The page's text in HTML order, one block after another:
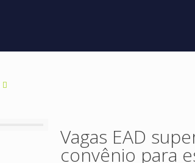
Vagas EAD
convênio para